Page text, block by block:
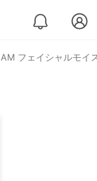
フェイシャルモイ